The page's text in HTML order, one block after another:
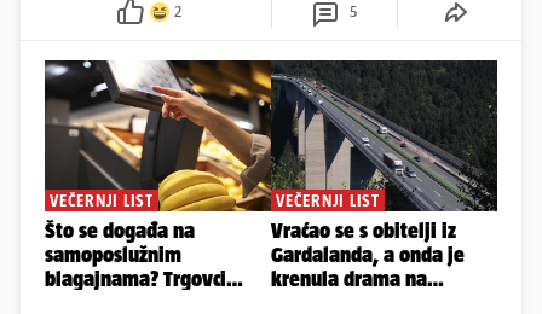
2 5